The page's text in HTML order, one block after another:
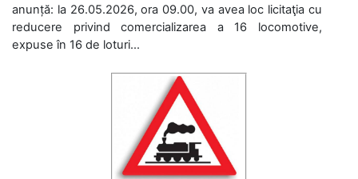
anunță: la 26.05.2026, ora 09.00, va avea loc licitaţia cu
reducere privind comercializarea a 16 locomotive,
expuse în 16 de loturi...